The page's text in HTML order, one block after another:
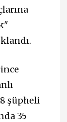
şüpheli
35